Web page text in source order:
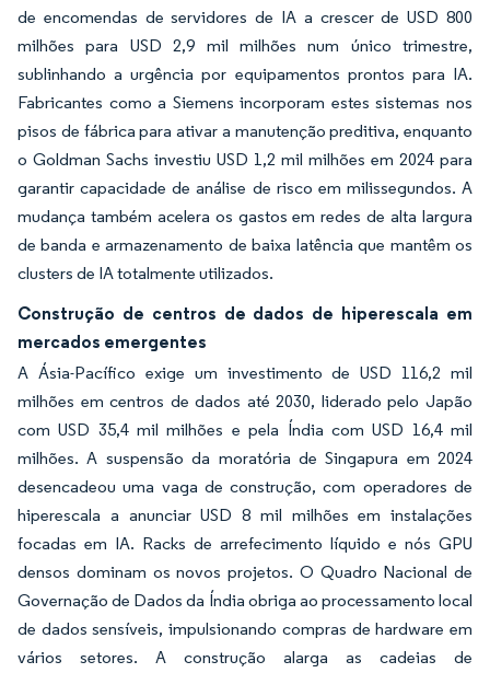
de encomendas de servidores de IA a crescer de USD 800
milhões para USD 2,9 mil milhões num único trimestre,
sublinhando a urgência por equipamentos prontos para IA.
Fabricantes como a Siemens incorporam estes sistemas nos
pisos de fábrica para ativar a manutenção preditiva, enquanto
o Goldman Sachs investiu USD 1,2 mil milhões em 2024 para
garantir capacidade de análise de risco em milissegundos. A
mudança também acelera os gastos em redes de alta largura
de banda e armazenamento de baixa latência que mantêm os
clusters de IA totalmente utilizados.
Construção de centros de dados de hiperescala em
mercados emergentes
A Ásia-Pacífico exige um investimento de USD 116,2 mil
milhões em centros de dados até 2030, liderado pelo Japão
com USD 35,4 mil milhões e pela Índia com USD 16,4 mil
milhões. A suspensão da moratória de Singapura em 2024
desencadeou uma vaga de construção, com operadores de
hiperescala a anunciar USD 8 mil milhões em instalações
focadas em IA. Racks de arrefecimento líquido e nós GPU
densos dominam os novos projetos. O Quadro Nacional de
Governação de Dados da Índia obriga ao processamento local
de dados sensíveis, impulsionando compras de hardware em
vários setores. A construção alarga as cadeias de